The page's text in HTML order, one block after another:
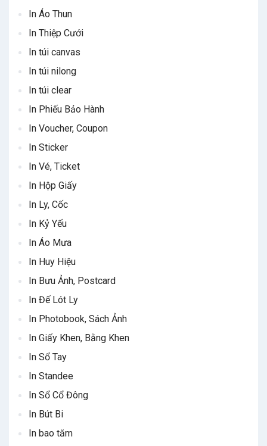
In Áo Thun
In Thiệp Cưới
In túi canvas
In túi nilong
In túi clear
In Phiếu Bảo Hành
In Voucher, Coupon
In Sticker
In Vé, Ticket
In Hộp Giấy
In Ly, Cốc
In Kỷ Yếu
In Áo Mưa
In Huy Hiệu
In Bưu Ảnh, Postcard
In Đế Lót Ly
In Photobook, Sách Ảnh
In Giấy Khen, Bằng Khen
In Sổ Tay
In Standee
In Sổ Cổ Đông
In Bút Bi
In bao tăm